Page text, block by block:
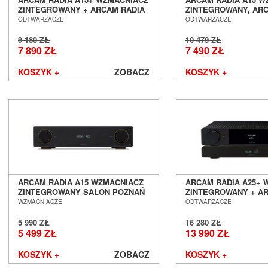
Sonos
Sonus Faber
Sony
Soundsmith
Stealth Acoustics
Sumiko
Suprema
Synthesis
System Audio
Tannoy
Tara Labs
Tellurium Q
ZINTEGROWANY + ARCAM RADIA
ST5 STREAMER ZESTAW SALON
ODTWARZACZE
9 180 ZŁ
7 890 ZŁ
KOSZYK + ZOBACZ
ZINTEGROWANY,
ST5 STREAMER
ODTWARZACZE
10 479 ZŁ
7 490 ZŁ
KOSZYK +
ARCAM RADIA A15 WZMACNIACZ
ZINTEGROWANY SALON POZNAŃ
WROCŁAW
WZMACNIACZE
5 990 ZŁ
5 499 ZŁ
KOSZYK + ZOBACZ
ARCAM RADIA A25+
ZINTEGROWANY +
ST5 STREAMER
ODTWARZACZE
16 280 ZŁ
13 990 ZŁ
KOSZYK +